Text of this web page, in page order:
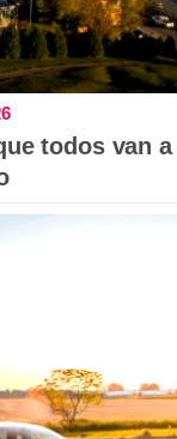
todos van